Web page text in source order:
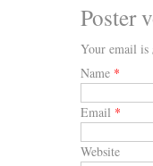
Poster
Your email is
Name *
Email *
Website